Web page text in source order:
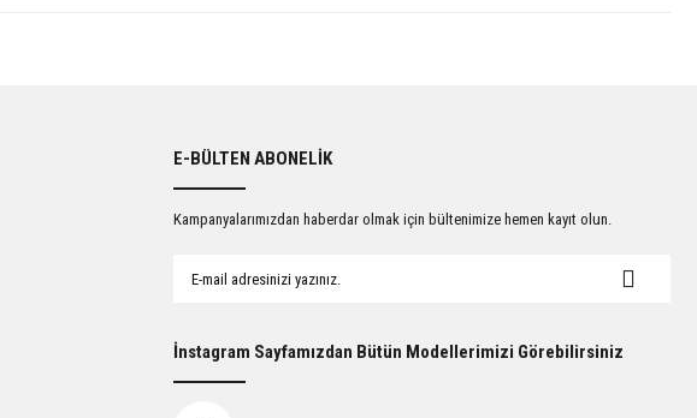
E-BÜLTEN ABONELİK
Kampanyalarımızdan haberdar olmak için bültenimize hemen kayıt olun.
İnstagram Sayfamızdan Bütün Modellerimizi Görebilirsiniz